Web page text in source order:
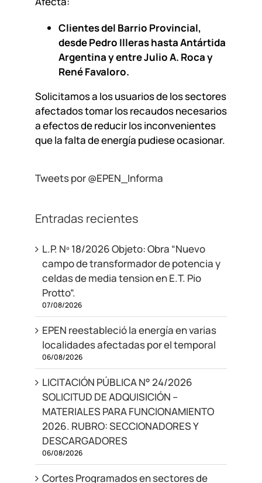
Clientes del Barrio Provincial,
desde Pedro Illeras hasta Antártida
Argentina y entre Julio A. Roca y
René Favaloro.
Solicitamos a los usuarios de los sectores
afectados tomar los recaudos necesarios
a efectos de reducir los inconvenientes
que la falta de energía pudiese ocasionar.
Tweets por @EPEN_Informa
Entradas recientes
L.P. Nº 18/2026 Objeto: Obra “Nuevo
campo de transformador de potencia y
celdas de media tension en E.T. Pio
Protto”.
07/08/2026
EPEN reestableció la energía en varias
localidades afectadas por el temporal
06/08/2026
LICITACIÓN PÚBLICA N° 24/2026
SOLICITUD DE ADQUISICIÓN –
MATERIALES PARA FUNCIONAMIENTO
2026. RUBRO: SECCIONADORES Y
DESCARGADORES
06/08/2026
Cortes Programados en sectores de